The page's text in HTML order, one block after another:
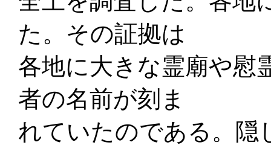
た。その証拠は
各地に大きな霊廟や慰
者の名前が刻ま
れていたのである。隠